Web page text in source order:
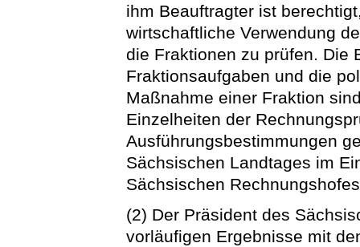
ihm Beauftragter ist
wirtschaftliche Verwendung
die Fraktionen zu prüfen. Die
Fraktionsaufgaben und die
Maßnahme einer Fraktion
Einzelheiten der
Ausführungsbestimmungen
Sächsischen Landtages im
Sächsischen
(2) Der Präsident des
vorläufigen Ergebnisse mit